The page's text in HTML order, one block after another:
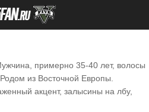
примерно 35-40 лет, волосы
из Восточной Европы.
акцент, залысины на лбу,